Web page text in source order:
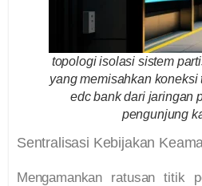
topologi isolasi sistem
yang memisahkan koneksi
edc bank dari jaringan
pengunjung
Sentralisasi Kebijakan
Mengamankan ratusan titik